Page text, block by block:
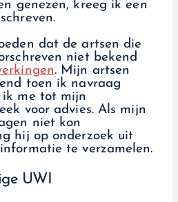
genezen, kreeg ik een
dat de artsen die
niet bekend
. Mijn artsen
toen ik navraag
ik me tot mijn
voor advies. Als mijn
niet kon
hij op onderzoek uit
te verzamelen.
UWI